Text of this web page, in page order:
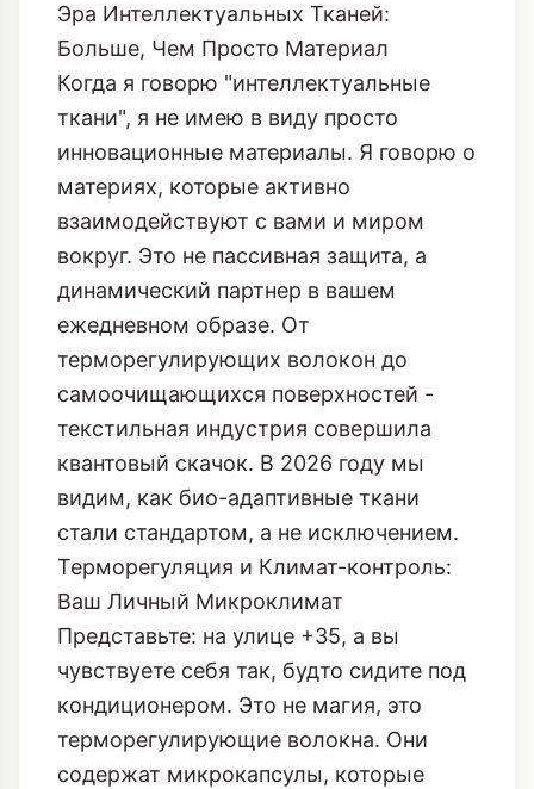
Эра Интеллектуальных Тканей:
Больше, Чем Просто Материал
Когда я говорю "интеллектуальные
ткани", я не имею в виду просто
инновационные материалы. Я говорю о
материях, которые активно
взаимодействуют с вами и миром
вокруг. Это не пассивная защита, а
динамический партнер в вашем
ежедневном образе. От
терморегулирующих волокон до
самоочищающихся поверхностей -
текстильная индустрия совершила
квантовый скачок. В 2026 году мы
видим, как био-адаптивные ткани
стали стандартом, а не исключением.
Терморегуляция и Климат-контроль:
Ваш Личный Микроклимат
Представьте: на улице +35, а вы
чувствуете себя так, будто сидите под
кондиционером. Это не магия, это
терморегулирующие волокна. Они
содержат микрокапсулы, которые